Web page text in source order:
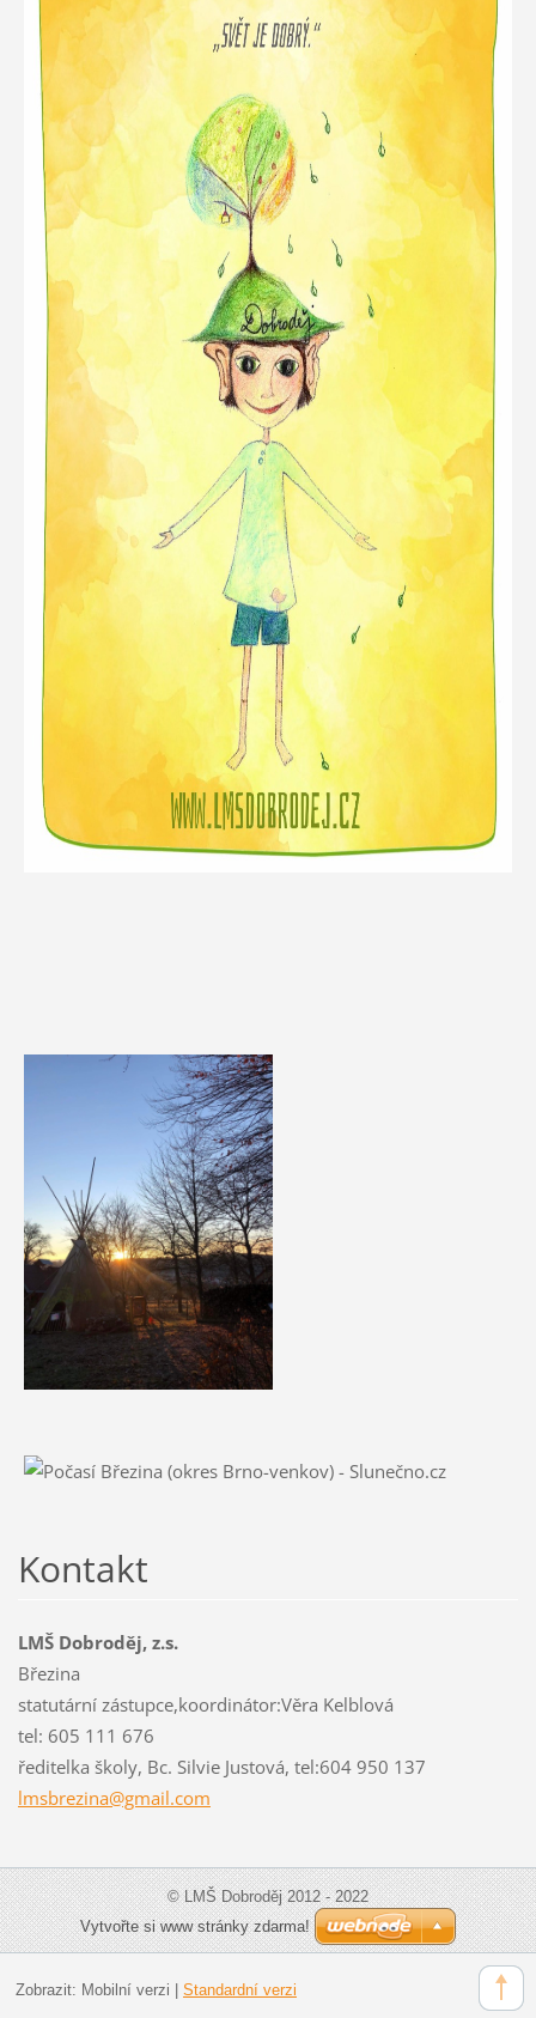
Kontakt
LMŠ Dobroděj, z.s.
Březina
statutární zástupce,koordinátor:Věra Kelblová
tel: 605 111 676
ředitelka školy, Bc. Silvie Justová, tel:604 950 137
lmsbrezina@gmail.com
© LMŠ Dobroděj 2012 - 2022
Vytvořte si www stránky zdarma!
Zobrazit: Mobilní verzi | Standardní verzi